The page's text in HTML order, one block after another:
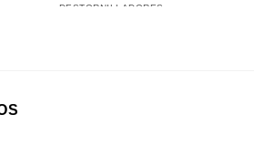
DESTORNILLADORES